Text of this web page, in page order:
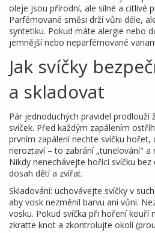
oleje jsou přírodní, ale silné a citlivé
Parfémované směsi drží vůni déle,
syntetiku. Pokud máte alergie nebo
jemnější nebo neparfémované
Jak svíčky
a skladovat
Pár jednoduchých pravidel prodlouží
svíček. Před každým zapálením
prvním zapálení nechte svíčku hořet,
neroztaví – to zabrání „tunelování"
Nikdy nenechávejte hořící svíčku
dosah dětí a zvířat.
Skladování: uchovávejte svíčky v
aby vosk nezměnil barvu ani vůni.
vosku. Pokud svíčka při hoření kouří
zkratte knot a zkontrolujte okolí